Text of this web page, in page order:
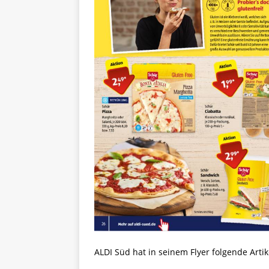
ALDI Süd hat in seinem Flyer folgende